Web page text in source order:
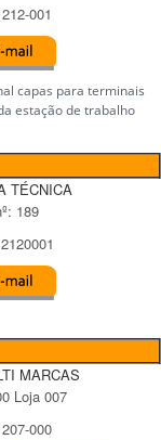
001
capas para terminais
estação de trabalho
TÉCNICA
189
MARCAS
Loja 007
000